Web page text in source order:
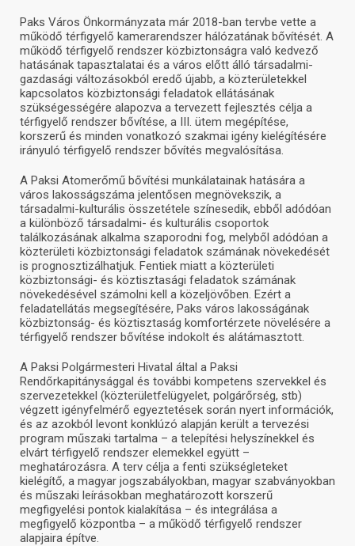
Paks Város Önkormányzata már 2018-ban tervbe vette a
működő térfigyelő kamerarendszer hálózatának bővítését. A
működő térfigyelő rendszer közbiztonságra való kedvező
hatásának tapasztalatai és a város előtt álló társadalmi-
gazdasági változásokból eredő újabb, a közterületekkel
kapcsolatos közbiztonsági feladatok ellátásának
szükségességére alapozva a tervezett fejlesztés célja a
térfigyelő rendszer bővítése, a III. ütem megépítése,
korszerű és minden vonatkozó szakmai igény kielégítésére
irányuló térfigyelő rendszer bővítés megvalósítása.
A Paksi Atomerőmű bővítési munkálatainak hatására a
város lakosságszáma jelentősen megnövekszik, a
társadalmi-kulturális összetétele színesedik, ebből adódóan
a különböző társadalmi- és kulturális csoportok
találkozásának alkalma szaporodni fog, melyből adódóan a
közterületi közbiztonsági feladatok számának növekedését
is prognosztizálhatjuk. Fentiek miatt a közterületi
közbiztonsági- és köztisztasági feladatok számának
növekedésével számolni kell a közeljövőben. Ezért a
feladatellátás megsegítésére, Paks város lakosságának
közbiztonság- és köztisztaság komfortérzete növelésére a
térfigyelő rendszer bővítése indokolt és alátámasztott.
A Paksi Polgármesteri Hivatal által a Paksi
Rendőrkapitánysággal és további kompetens szervekkel és
szervezetekkel (közterületfelügyelet, polgárőrség, stb)
végzett igényfelmérő egyeztetések során nyert információk,
és az azokból levont konklúzó alapján került a tervezési
program műszaki tartalma – a telepítési helyszínekkel és
elvárt térfigyelő rendszer elemekkel együtt –
meghatározásra. A terv célja a fenti szükségleteket
kielégítő, a magyar jogszabályokban, magyar szabványokban
és műszaki leírásokban meghatározott korszerű
megfigyelési pontok kialakítása – és integrálása a
megfigyelő központba – a működő térfigyelő rendszer
alapjaira építve.